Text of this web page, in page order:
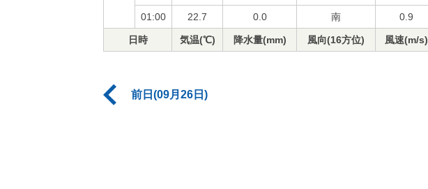
01:00 22.7 0.0 南 0.9
日時 気温(℃) 降水量(mm) 風向(16方位) 風速(m/s)
前日(09月26日)